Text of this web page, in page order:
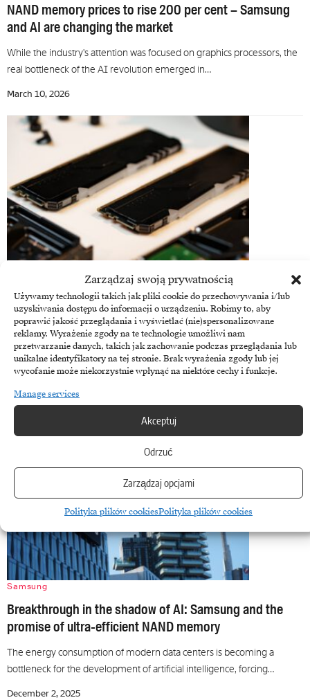
Zarządzaj swoją prywatnością
Używamy technologii takich jak pliki cookie do przechowywania i/lub
uzyskiwania dostępu do informacji o urządzeniu. Robimy to, aby
poprawić jakość przeglądania i wyświetlać (nie)spersonalizowane
reklamy. Wyrażenie zgody na te technologie umożliwi nam
przetwarzanie danych, takich jak zachowanie podczas przeglądania lub
unikalne identyfikatory na tej stronie. Brak wyrażenia zgody lub jej
wycofanie może niekorzystnie wpłynąć na niektóre cechy i funkcje.
Manage services
Akceptuj
Odrzuć
Zarządzaj opcjami
Polityka plików cookiesPolityka plików cookies
NAND memory prices to rise 200 per cent – Samsung
and AI are changing the market
While the industry's attention was focused on graphics processors, the
real bottleneck of the AI revolution emerged in…
March 10, 2026
Nvidia Ruby and the hidden cost of AI: A global NAND
shortage looming
While market attention is focused on processor shortages, a quiet but
costly bottleneck is forming in supply chains…
January 14, 2026
Samsung
Breakthrough in the shadow of AI: Samsung and the
promise of ultra-efficient NAND memory
The energy consumption of modern data centers is becoming a
bottleneck for the development of artificial intelligence, forcing…
December 2, 2025